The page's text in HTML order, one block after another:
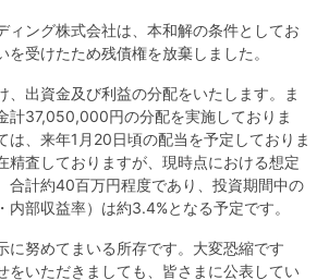
ィング株式会社は、本和解の条件としてお
を受けたため残債権を放棄しました。
、出資金及び利益の分配をいたします。ま
計37,050,000円の分配を実施しておりま
は、来年1月20日頃の配当を予定しておりま
精査しておりますが、現時点における想定
合計約40百万円程度であり、投資期間中の
内部収益率）は約3.4%となる予定です。
に努めてまいる所存です。大変恐縮です
をいただきましても、皆さまに公表してい